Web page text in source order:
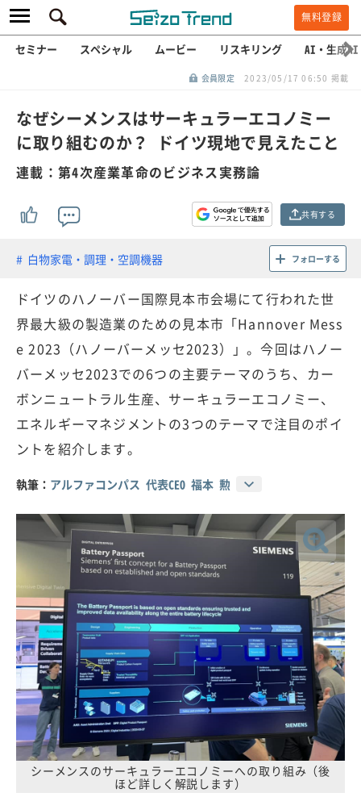
無料登録
セミナー スペシャル ムービー リスキリング AI・生成AI
会員限定 2023/05/17 06:50 掲載
なぜシーメンスはサーキュラーエコノミー
に取り組むのか？ ドイツ現地で見えたこと
連載：第4次産業革命のビジネス実務論
共有する
白物家電・調理・空調機器 フォローする
ドイツのハノーバー国際見本市会場にて行われた世
界最大級の製造業のための見本市「Hannover Mess
e 2023（ハノーバーメッセ2023）」。今回はハノー
バーメッセ2023での6つの主要テーマのうち、カー
ボンニュートラル生産、サーキュラーエコノミー、
エネルギーマネジメントの3つのテーマで注目のポイ
ントを紹介します。
執筆： アルファコンパス 代表CEO 福本 勲
シーメンスのサーキュラーエコノミーへの取り組み（後
ほど詳しく解説します）